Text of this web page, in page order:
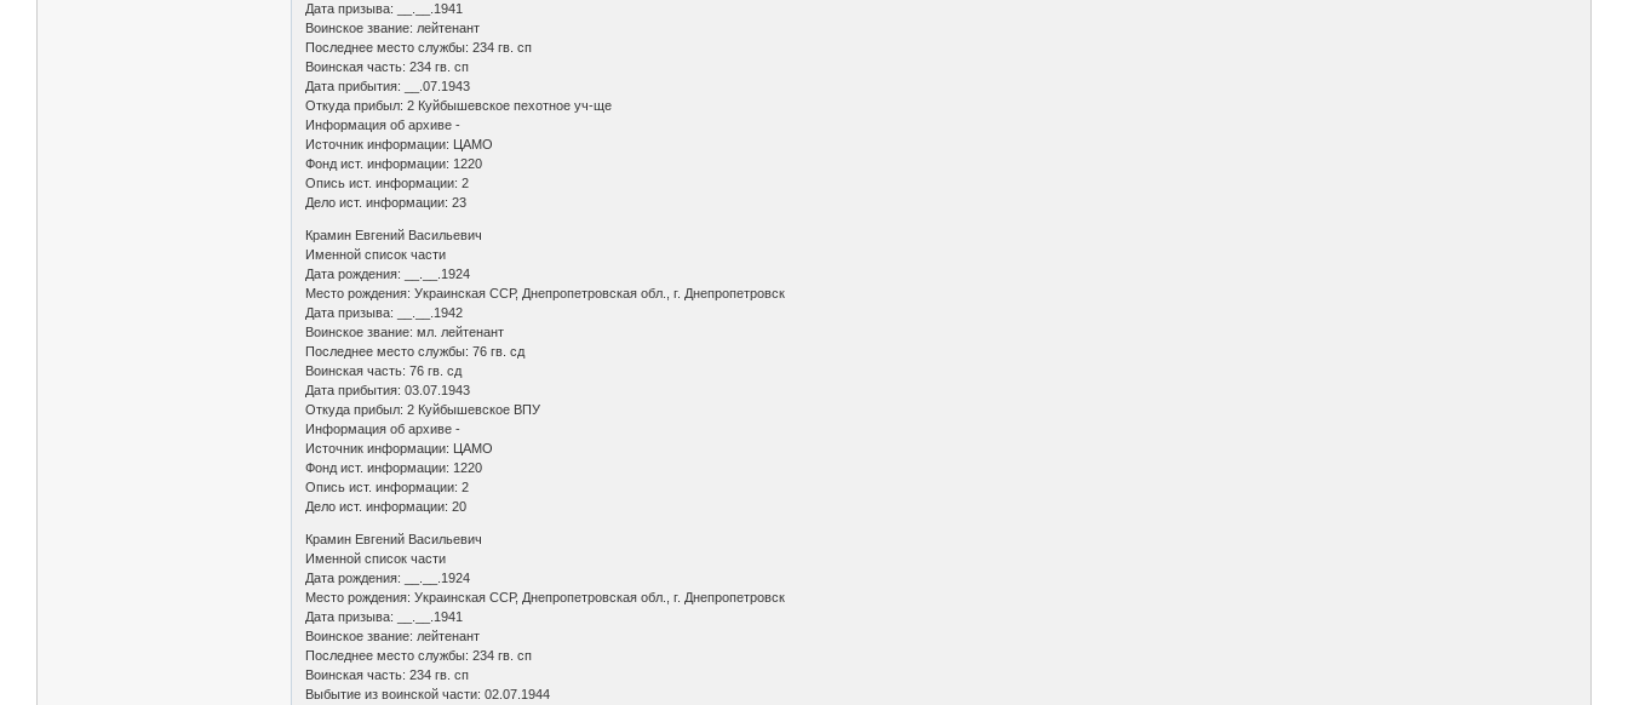
Дата призыва: __.__.1941
Воинское звание: лейтенант
Последнее место службы: 234 гв. сп
Воинская часть: 234 гв. сп
Дата прибытия: __.07.1943
Откуда прибыл: 2 Куйбышевское пехотное уч-ще
Информация об архиве -
Источник информации: ЦАМО
Фонд ист. информации: 1220
Опись ист. информации: 2
Дело ист. информации: 23
Крамин Евгений Васильевич
Именной список части
Дата рождения: __.__.1924
Место рождения: Украинская ССР, Днепропетровская обл., г. Днепропетровск
Дата призыва: __.__.1942
Воинское звание: мл. лейтенант
Последнее место службы: 76 гв. сд
Воинская часть: 76 гв. сд
Дата прибытия: 03.07.1943
Откуда прибыл: 2 Куйбышевское ВПУ
Информация об архиве -
Источник информации: ЦАМО
Фонд ист. информации: 1220
Опись ист. информации: 2
Дело ист. информации: 20
Крамин Евгений Васильевич
Именной список части
Дата рождения: __.__.1924
Место рождения: Украинская ССР, Днепропетровская обл., г. Днепропетровск
Дата призыва: __.__.1941
Воинское звание: лейтенант
Последнее место службы: 234 гв. сп
Воинская часть: 234 гв. сп
Выбытие из воинской части: 02.07.1944